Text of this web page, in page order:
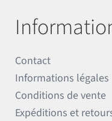
Contact
Informations légales
Conditions de vente
Expéditions et